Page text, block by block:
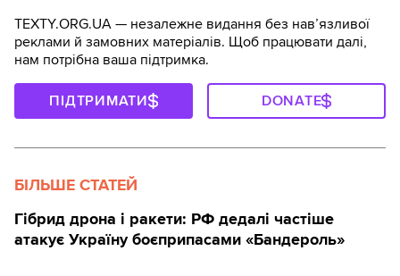
TEXTY.ORG.UA — незалежне видання без навʼязливої
реклами й замовних матеріалів. Щоб працювати далі,
нам потрібна ваша підтримка.
ПІДТРИМАТИ DONATE
БІЛЬШЕ СТАТЕЙ
Гібрид дрона і ракети: РФ дедалі частіше
атакує Україну боєприпасами «Бандероль»